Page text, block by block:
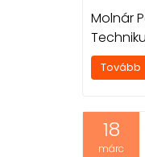
Molnár
Tovább
18
márc